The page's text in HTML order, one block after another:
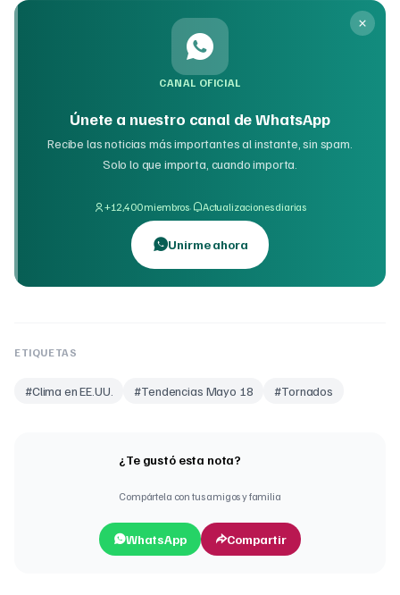
CANAL OFICIAL
Únete a nuestro canal de WhatsApp
Recibe las noticias más importantes al instante, sin spam.
Solo lo que importa, cuando importa.
+12,400 miembros· Actualizaciones diarias
Unirme ahora
ETIQUETAS
#Clima en EE.UU. #Tendencias Mayo 18 #Tornados
¿Te gustó esta nota?
Compártela con tus amigos y familia
WhatsApp Compartir